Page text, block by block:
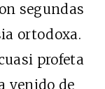
segundas
ortodoxa.
profeta
venido de